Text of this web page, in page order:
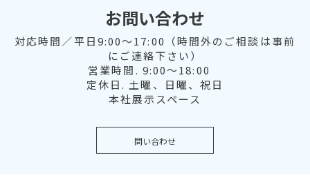
お問い合わせ
対応時間／平日9:00～17:00（時間外のご相談は事前
にご連絡下さい）
営業時間. 9:00～18:00
定休日. 土曜、日曜、祝日
本社展示スペース
問い合わせ